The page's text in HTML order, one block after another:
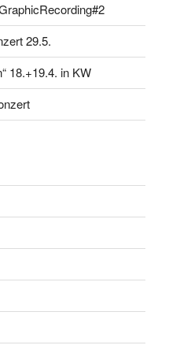
29.5.
18.+19.4. in KW